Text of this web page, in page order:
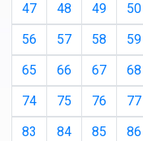
47
48 49 50
56
57 58 59
65
66 67 68
74
75 76 77
83
84 85 86